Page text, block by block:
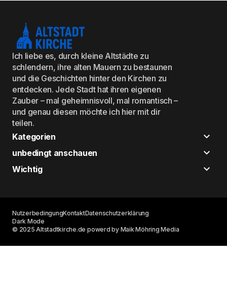
Ich liebe es, durch kleine Altstädte zu
schlendern, ihre alten Mauern zu bestaunen
und die Geschichten hinter den Kirchen zu
entdecken. Jede Stadt hat ihren eigenen
Zauber – mal geheimnisvoll, mal romantisch –
und genau diesen möchte ich hier mit dir
teilen.
Kategorien
unbedingt anschauen
Wichtig
© 2025 Altstadtkirche.de powerd by Maik Möhring Media
NutzerbedingungKontaktDatenschutzerklärung
Dark Mode